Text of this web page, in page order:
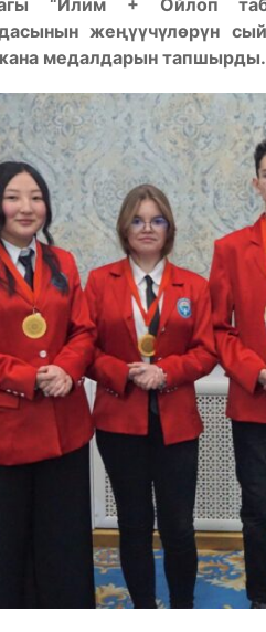
“Илим + Ойлоп
жеңүүчүлөрүн
медалдарын тапшырды.